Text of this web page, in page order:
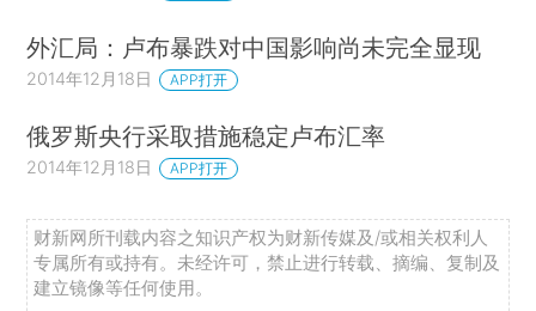
外汇局：卢布暴跌对中国影响尚未完全显现
2014年12月18日 APP打开
俄罗斯央行采取措施稳定卢布汇率
2014年12月18日 APP打开
财新网所刊载内容之知识产权为财新传媒及/或相关权利人
专属所有或持有。未经许可，禁止进行转载、摘编、复制及
建立镜像等任何使用。